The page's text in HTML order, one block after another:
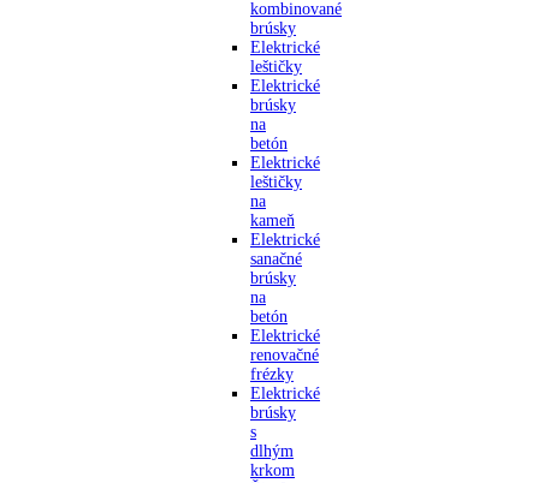
kombinované
brúsky
Elektrické
leštičky
Elektrické
brúsky
na
betón
Elektrické
leštičky
na
kameň
Elektrické
sanačné
brúsky
na
betón
Elektrické
renovačné
frézky
Elektrické
brúsky
s
dlhým
krkom